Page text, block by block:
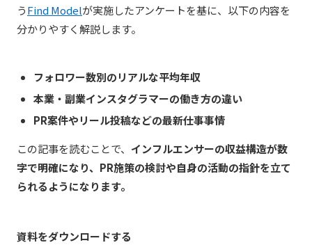
うFind Modelが実施したアンケートを基に、以下の内容を
分かりやすく解説します。
フォロワー数別のリアルな平均年収
本業・副業インスタグラマーの働き方の違い
PR案件やリール投稿などの最新仕事事情
この記事を読むことで、 インフルエンサーの収益構造が数
字で明確になり、 PR施策の検討や自身の活動の指針を立て
られるようになります。
資料をダウンロードする